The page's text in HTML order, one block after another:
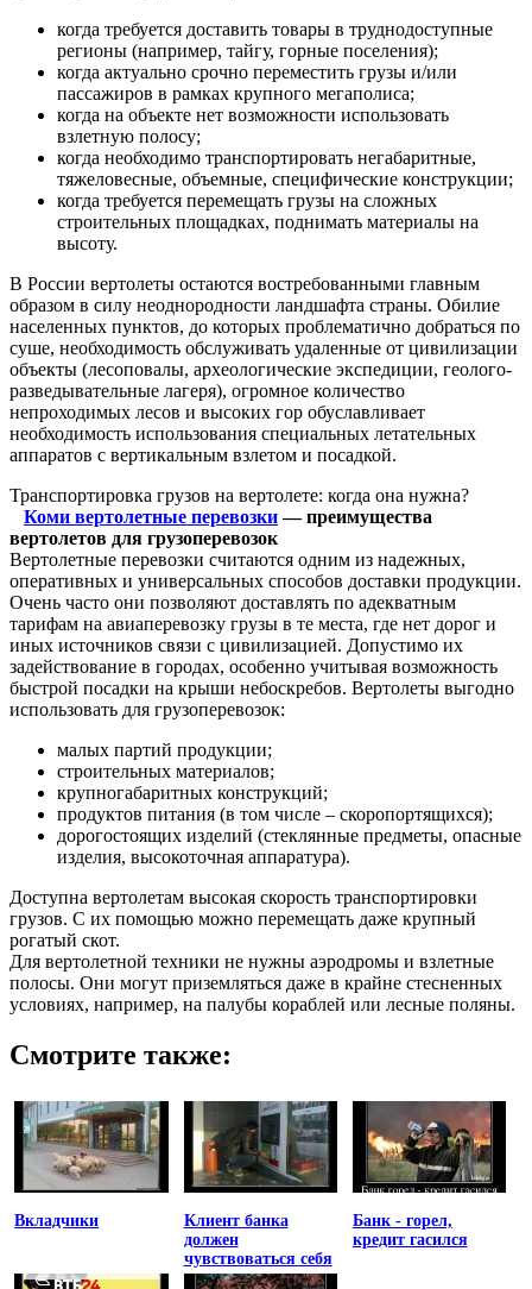
когда требуется доставить товары в труднодоступные
регионы (например, тайгу, горные поселения);
когда актуально срочно переместить грузы и/или
пассажиров в рамках крупного мегаполиса;
когда на объекте нет возможности использовать
взлетную полосу;
когда необходимо транспортировать негабаритные,
тяжеловесные, объемные, специфические конструкции;
когда требуется перемещать грузы на сложных
строительных площадках, поднимать материалы на
высоту.
В России вертолеты остаются востребованными главным
образом в силу неоднородности ландшафта страны. Обилие
населенных пунктов, до которых проблематично добраться по
суше, необходимость обслуживать удаленные от цивилизации
объекты (лесоповалы, археологические экспедиции, геолого-
разведывательные лагеря), огромное количество
непроходимых лесов и высоких гор обуславливает
необходимость использования специальных летательных
аппаратов с вертикальным взлетом и посадкой.
Транспортировка грузов на вертолете: когда она нужна?
Коми вертолетные перевозки— преимущества
вертолетов для грузоперевозок
Вертолетные перевозки считаются одним из надежных,
оперативных и универсальных способов доставки продукции.
Очень часто они позволяют доставлять по адекватным
тарифам на авиаперевозку грузы в те места, где нет дорог и
иных источников связи с цивилизацией. Допустимо их
задействование в городах, особенно учитывая возможность
быстрой посадки на крыши небоскребов. Вертолеты выгодно
использовать для грузоперевозок:
малых партий продукции;
строительных материалов;
крупногабаритных конструкций;
продуктов питания (в том числе – скоропортящихся);
дорогостоящих изделий (стеклянные предметы, опасные
изделия, высокоточная аппаратура).
Доступна вертолетам высокая скорость транспортировки
грузов. С их помощью можно перемещать даже крупный
рогатый скот.
Для вертолетной техники не нужны аэродромы и взлетные
полосы. Они могут приземляться даже в крайне стесненных
условиях, например, на палубы кораблей или лесные поляны.
Смотрите также:
Вкладчики
Клиент банка
должен
чувствоваться себя
униженным
Банк - горел,
кредит гасился